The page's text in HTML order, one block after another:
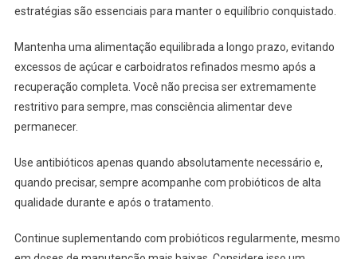
estratégias são essenciais para manter o equilíbrio conquistado.
Mantenha uma alimentação equilibrada a longo prazo, evitando
excessos de açúcar e carboidratos refinados mesmo após a
recuperação completa. Você não precisa ser extremamente
restritivo para sempre, mas consciência alimentar deve
permanecer.
Use antibióticos apenas quando absolutamente necessário e,
quando precisar, sempre acompanhe com probióticos de alta
qualidade durante e após o tratamento.
Continue suplementando com probióticos regularmente, mesmo